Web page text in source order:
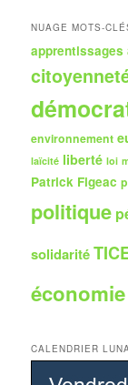
h
NUAGE MOTS-
apprentissages
environnement
laïcité liberté loi
Patrick Figeac
politique
solidarité
économie
CALENDRIER